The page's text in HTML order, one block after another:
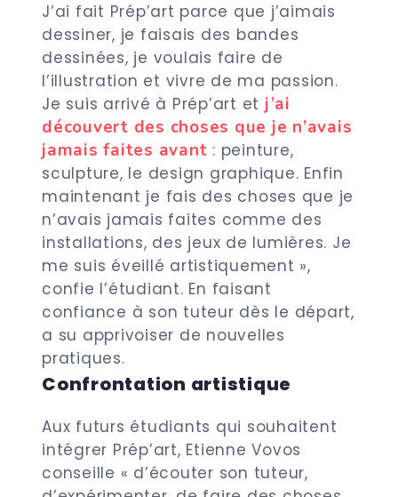
J’ai fait Prép’art parce que j’aimais
dessiner, je faisais des bandes
dessinées, je voulais faire de
l’illustration et vivre de ma passion.
Je suis arrivé à Prép’art et j’ai
découvert des choses que je n’avais
jamais faites avant : peinture,
sculpture, le design graphique. Enfin
maintenant je fais des choses que je
n’avais jamais faites comme des
installations, des jeux de lumières. Je
me suis éveillé artistiquement »,
confie l’étudiant. En faisant
confiance à son tuteur dès le départ,
a su apprivoiser de nouvelles
pratiques.
Confrontation artistique
Aux futurs étudiants qui souhaitent
intégrer Prép’art, Etienne Vovos
conseille « d’écouter son tuteur,